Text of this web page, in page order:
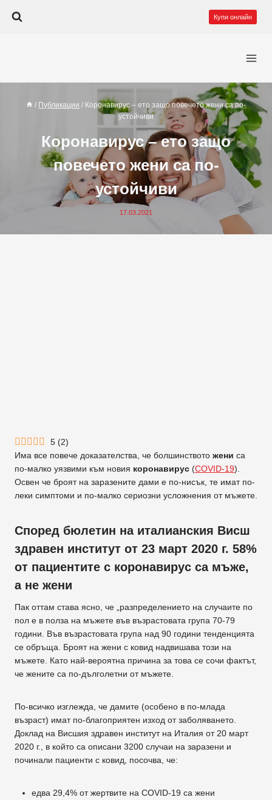
съдържанието
Купи онлайн
/ Публикации / Коронавирус – ето защо повечето жени са по-
устойчиви
Коронавирус – ето защо
повечето жени са по-
устойчиви
17.03.2021
5 (2)
Има все повече доказателства, че болшинството жени са
по-малко уязвими към новия коронавирус (COVID-19).
Освен че броят на заразените дами е по-нисък, те имат по-
леки симптоми и по-малко сериозни усложнения от мъжете.
Според бюлетин на италианския Висш
здравен институт от 23 март 2020 г. 58%
от пациентите с коронавирус са мъже,
а не жени
Пак оттам става ясно, че „разпределението на случаите по
пол е в полза на мъжете във възрастовата група 70-79
години. Във възрастовата група над 90 години тенденцията
се обръща. Броят на жени с ковид надвишава този на
мъжете. Като най-вероятна причина за това се сочи фактът,
че жените са по-дълголетни от мъжете.
По-всичко изглежда, че дамите (особено в по-млада
възраст) имат по-благоприятен изход от заболяването.
Доклад на Висшия здравен институт на Италия от 20 март
2020 г., в който са описани 3200 случаи на заразени и
починали пациенти с ковид, посочва, че:
едва 29,4% от жертвите на COVID-19 са жени